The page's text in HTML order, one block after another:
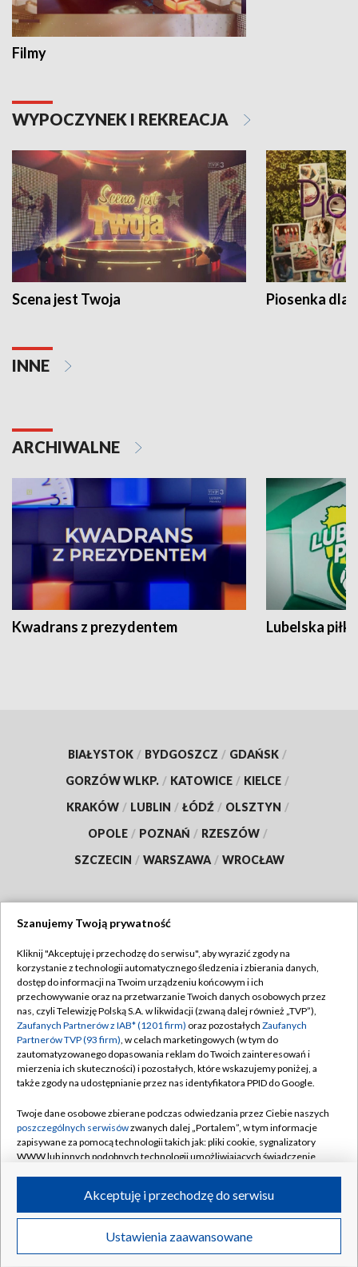
Filmy
WYPOCZYNEK I REKREACJA
Scena jest Twoja Piosenka dla
INNE
ARCHIWALNE
Kwadrans z prezydentem Lubelska piłka
BIAŁYSTOK / BYDGOSZCZ / GDAŃSK /
GORZÓW WLKP. / KATOWICE / KIELCE /
KRAKÓW / LUBLIN / ŁÓDŹ / OLSZTYN /
OPOLE / POZNAŃ / RZESZÓW /
SZCZECIN / WARSZAWA / WROCŁAW
TVP
Abonament TVP
Emisja w TVP
Centrum informacji TVP
Naziemna Telewizja Cyfrowa
Rada Programowa
System NOS
Informacje o nadawcy
Program dla prasy
Ogłoszenie przetargowe
Regulamin TVP
Polityka prywatności
Moje zgody
Pomoc
Kontakt
Kanały
©2026 Telewizja Polska S.A. w likwidacji
Szanujemy Twoją prywatność
Kliknij "Akceptuję i przechodzę do serwisu", aby wyrazić zgody na
korzystanie z technologii automatycznego śledzenia i zbierania danych,
dostęp do informacji na Twoim urządzeniu końcowym i ich
przechowywanie oraz na przetwarzanie Twoich danych osobowych przez
nas, czyli Telewizję Polską S.A. w likwidacji (zwaną dalej również „TVP”),
Zaufanych Partnerów z IAB* (1201 firm) oraz pozostałych Zaufanych
Partnerów TVP (93 firm), w celach marketingowych (w tym do
zautomatyzowanego dopasowania reklam do Twoich zainteresowań i
mierzenia ich skuteczności) i pozostałych, które wskazujemy poniżej, a
także zgody na udostępnianie przez nas identyfikatora PPID do Google.
Twoje dane osobowe zbierane podczas odwiedzania przez Ciebie naszych
poszczególnych serwisówzwanych dalej „Portalem”, w tym informacje
zapisywane za pomocą technologii takich jak: pliki cookie, sygnalizatory
WWW lub innych podobnych technologii umożliwiających świadczenie
ruchu w Internecie.
Twoje dane osobowe zbierane podczas odwiedzania przez Ciebie
poszczególnych serwisówna Portalu, takie jak adresy IP, identyfikatory
Ustawienia zaawansowane
Akceptuję i przechodzę do serwisu